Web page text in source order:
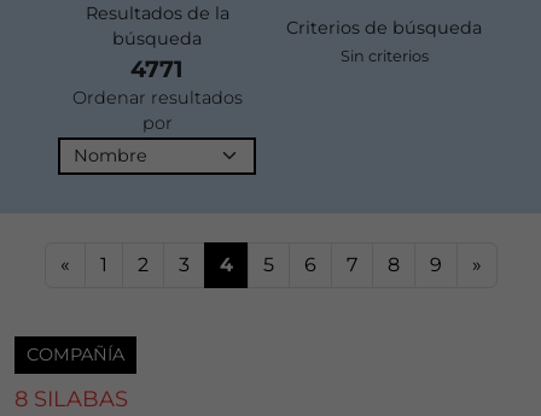
Resultados de la
búsqueda
4771
Criterios de búsqueda
Sin criterios
Ordenar resultados
por
« 1 2 3 4 5 6 7 8 9 »
COMPAÑÍA
8 SILABAS